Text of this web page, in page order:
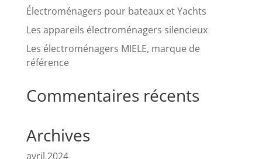
Électroménagers pour bateaux et Yachts
Les appareils électroménagers silencieux
Les électroménagers MIELE, marque de
référence
Commentaires récents
Archives
avril 2024